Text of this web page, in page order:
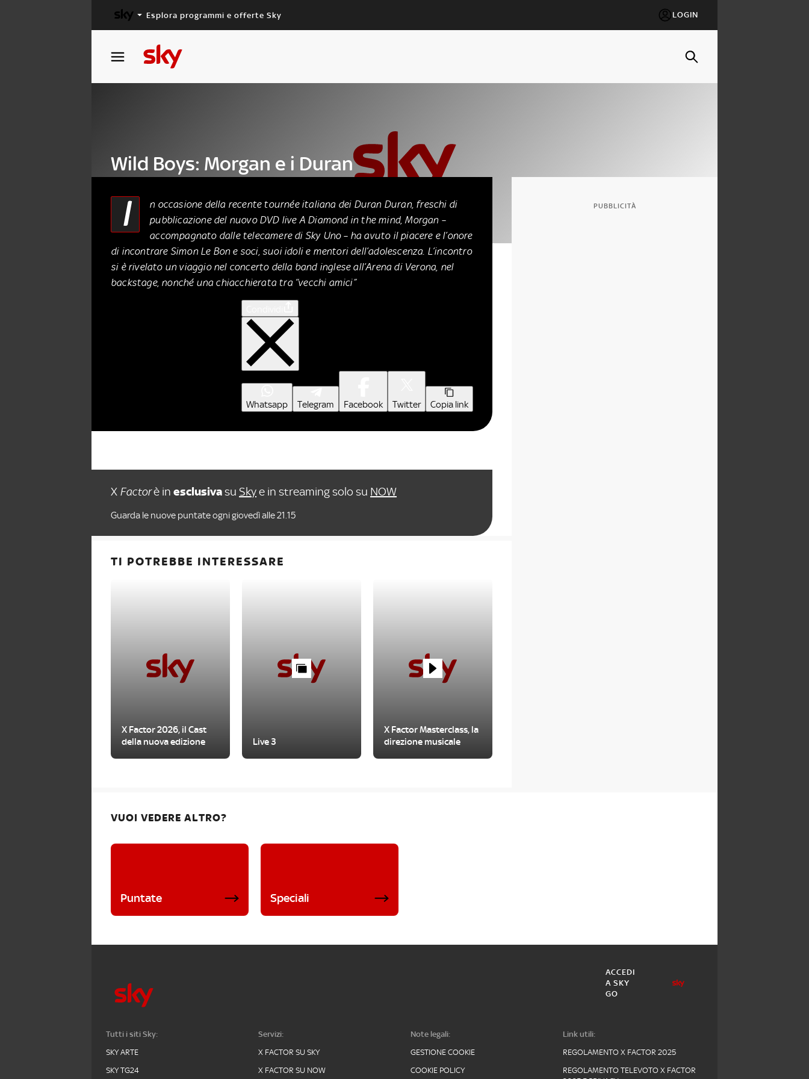
Esplora programmi e offerte Sky LOGIN
Wild Boys: Morgan e i Duran
26 Luglio 2012
I
n occasione della recente tournée italiana dei Duran Duran, freschi di
pubblicazione del nuovo DVD live A Diamond in the mind, Morgan –
accompagnato dalle telecamere di Sky Uno – ha avuto il piacere e l’onore
di incontrare Simon Le Bon e soci, suoi idoli e mentori dell’adolescenza. L’incontro
si è rivelato un viaggio nel concerto della band inglese all’Arena di Verona, nel
backstage, nonché una chiacchierata tra “vecchi amici”
Whatsapp Telegram Facebook Twitter Copia link
X Factorè in esclusivasu Skye in streaming solo su NOW
Guarda le nuove puntate ogni giovedì alle 21.15
TI POTREBBE INTERESSARE
X Factor 2026, il Cast
della nuova edizione
Live 3
X Factor Masterclass, la
direzione musicale
PUBBLICITÀ
VUOI VEDERE ALTRO?
Puntate Speciali
ACCEDI
A SKY
GO
Tutti i siti Sky:
SKY ARTE
SKY TG24
Servizi:
X FACTOR SU SKY
X FACTOR SU NOW
Note legali:
GESTIONE COOKIE
COOKIE POLICY
Link utili:
REGOLAMENTO X FACTOR 2025
REGOLAMENTO TELEVOTO X FACTOR